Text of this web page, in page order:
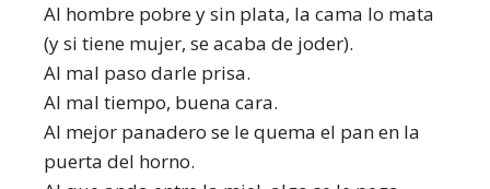
Al hombre pobre y sin plata, la cama lo mata
(y si tiene mujer, se acaba de joder).
Al mal paso darle prisa.
Al mal tiempo, buena cara.
Al mejor panadero se le quema el pan en la
puerta del horno.